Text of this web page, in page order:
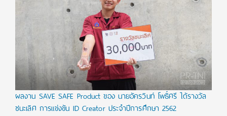
ผลงาน SAVE SAFE Product ของ นายอัครวินท์ โพธิ์ศรี ได้รางวัล
ชนะเลิศ การแข่งขัน ID Creator ประจำปีการศึกษา 2562